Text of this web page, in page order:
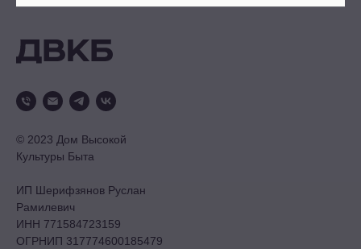
© 2023 Дом Высокой
Культуры Быта
ИП Шерифзянов Руслан
Рамилевич
ИНН 771584723159
ОГРНИП 317774600185479